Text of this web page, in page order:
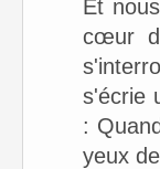
Et
cœur
s'écrie
:
yeux